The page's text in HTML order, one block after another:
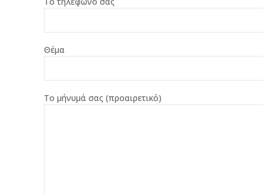
Θέμα
Το μήνυμά σας (προαιρετικό)